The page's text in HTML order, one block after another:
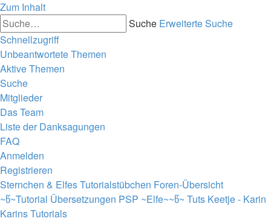
Zum Inhalt
Suche Erweiterte Suche
Schnellzugriff
Unbeantwortete Themen
Aktive Themen
Suche
Mitglieder
Das Team
Liste der Danksagungen
FAQ
Anmelden
Registrieren
Sternchen & Elfes Tutorialstübchen Foren-Übersicht
~წ~Tutorial Übersetzungen PSP ~Elfe~~წ~ Tuts Keetje - Karin
Karins Tutorials